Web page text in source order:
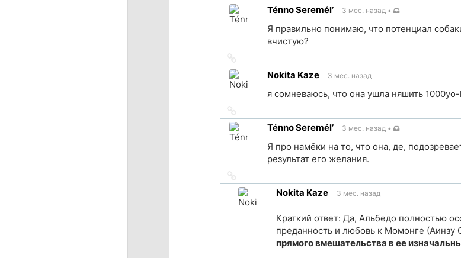
Ténno Seremél’ 3 мес. назад •
Я правильно понимаю, что потенциал
вчистую?
на
источникNokita Kaze 3 мес. назад
я сомневаюсь, что она ушла няшить
на
источникTénno Seremél’ 3 мес. назад •
Я про намёки на то, что она, де,
результат его желания.
на
источник
Nokita Kaze 3 мес. назад
Краткий ответ: Да, Альбедо полностью
преданность и любовь к Момонге (Аинзу
прямого вмешательства в ее